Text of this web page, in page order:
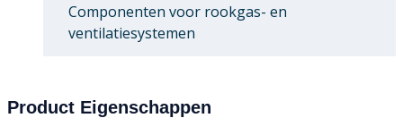
Componenten voor rookgas- en
ventilatiesystemen
Product Eigenschappen